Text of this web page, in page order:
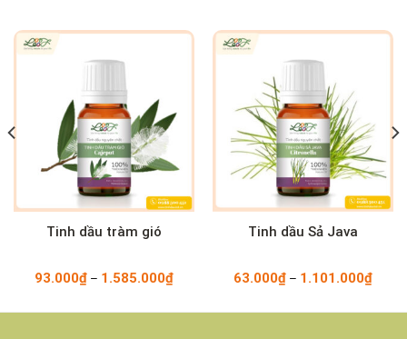
Tinh dầu tràm gió
93.000₫ – 1.585.000₫
Tinh dầu Sả Java
63.000₫ – 1.101.000₫